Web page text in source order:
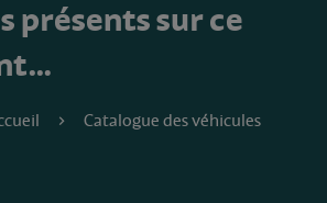
présents sur ce
Catalogue des véhicules